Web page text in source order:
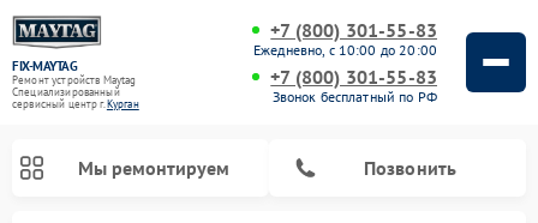
FIX-MAYTAG
Ремонт устройств Maytag
Специализированный
cервисный центр г.Курган
+7 (800) 301-55-83
Ежедневно, с 10:00 до 20:00
+7 (800) 301-55-83
Звонок бесплатный по РФ
Мы ремонтируем Позвонить